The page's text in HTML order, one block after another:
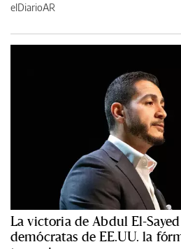
elDiarioAR
La victoria de Abdul El-
demócratas de EE.UU. la